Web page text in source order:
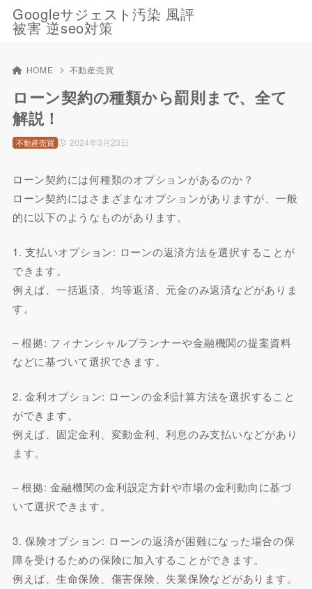
Googleサジェスト汚染 風評
被害 逆seo対策
HOME 不動産売買
ローン契約の種類から罰則まで、全て
解説！
2024年3月23日
不動産売買
ローン契約には何種類のオプションがあるのか？
ローン契約にはさまざまなオプションがありますが、一般
的に以下のようなものがあります。
1. 支払いオプション: ローンの返済方法を選択することが
できます。
例えば、一括返済、均等返済、元金のみ返済などがありま
す。
– 根拠: フィナンシャルプランナーや金融機関の提案資料
などに基づいて選択できます。
2. 金利オプション: ローンの金利計算方法を選択すること
ができます。
例えば、固定金利、変動金利、利息のみ支払いなどがあり
ます。
– 根拠: 金融機関の金利設定方針や市場の金利動向に基づ
いて選択できます。
3. 保険オプション: ローンの返済が困難になった場合の保
障を受けるための保険に加入することができます。
例えば、生命保険、傷害保険、失業保険などがあります。